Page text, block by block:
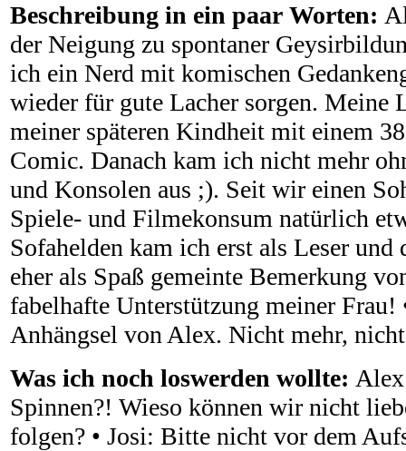
Beschreibung in ein paar Worten:
der Neigung zu spontaner
ich ein Nerd mit komischen
wieder für gute Lacher sorgen. Meine
meiner späteren Kindheit mit einem
Comic. Danach kam ich nicht mehr
und Konsolen aus ;). Seit wir einen
Spiele- und Filmekonsum natürlich
Sofahelden kam ich erst als Leser und
eher als Spaß gemeinte Bemerkung
fabelhafte Unterstützung meiner Frau!
Anhängsel von Alex. Nicht mehr,
Was ich noch loswerden wollte:
Spinnen?! Wieso können wir nicht
folgen? • Josi: Bitte nicht vor dem